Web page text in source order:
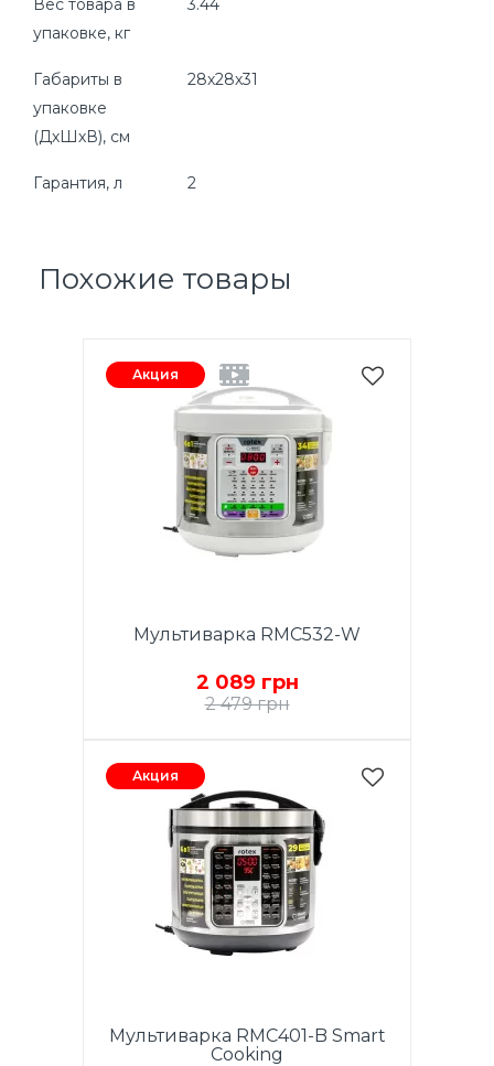
Вес товара в
упаковке, кг
3.44
Габариты в
упаковке
(ДхШхВ), см
28х28х31
Гарантия, л 2
Похожие товары
Акция
Мультиварка RMC532-W
2 089 грн
2 479 грн
Акция
Мультиварка RMC401-B Smart
Cooking